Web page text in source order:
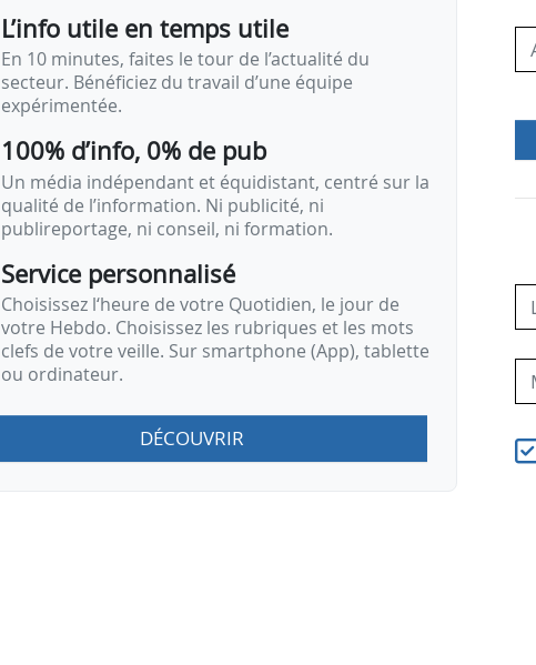
L’info utile en temps utile
En 10 minutes, faites le tour de l’actualité du
secteur. Bénéficiez du travail d’une équipe
expérimentée.
100% d’info, 0% de pub
Un média indépendant et équidistant, centré sur la
qualité de l’information. Ni publicité, ni
publireportage, ni conseil, ni formation.
Service personnalisé
Choisissez l‘heure de votre Quotidien, le jour de
votre Hebdo. Choisissez les rubriques et les mots
clefs de votre veille. Sur smartphone (App), tablette
ou ordinateur.
DÉCOUVRIR